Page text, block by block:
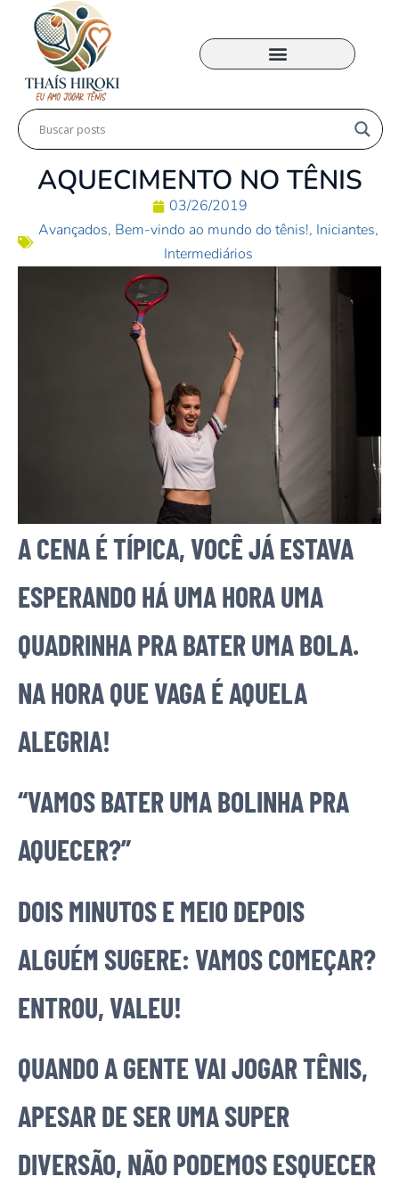
AQUECIMENTO NO TÊNIS
03/26/2019
Avançados, Bem-vindo ao mundo do tênis!, Iniciantes,
Intermediários
A CENA É TÍPICA, VOCÊ JÁ ESTAVA
ESPERANDO HÁ UMA HORA UMA
QUADRINHA PRA BATER UMA BOLA.
NA HORA QUE VAGA É AQUELA
ALEGRIA!
“VAMOS BATER UMA BOLINHA PRA
AQUECER?”
DOIS MINUTOS E MEIO DEPOIS
ALGUÉM SUGERE: VAMOS COMEÇAR?
ENTROU, VALEU!
QUANDO A GENTE VAI JOGAR TÊNIS,
APESAR DE SER UMA SUPER
DIVERSÃO, NÃO PODEMOS ESQUECER